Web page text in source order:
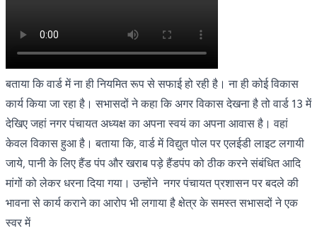
बताया कि वार्ड में ना ही नियमित रूप से सफाई हो रही है। ना ही कोई विकास
कार्य किया जा रहा है। सभासदों ने कहा कि अगर विकास देखना है तो वार्ड 13 में
देखिए जहां नगर पंचायत अध्यक्ष का अपना स्वयं का अपना आवास है। वहां
केवल विकास हुआ है। बताया कि, वार्ड में विद्युत पोल पर एलईडी लाइट लगायी
जाये, पानी के लिए हैंड पंप और खराब पड़े हैंडपंप को ठीक करने संबंधित आदि
मांगों को लेकर धरना दिया गया। उन्होंने नगर पंचायत प्रशासन पर बदले की
भावना से कार्य कराने का आरोप भी लगाया है क्षेत्र के समस्त सभासदों ने एक
स्वर में